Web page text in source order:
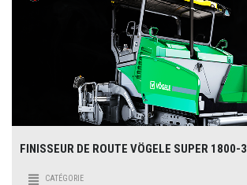
FINISSEUR DE ROUTE VÖGELE SUPER 1800-3
CATÉGORIE